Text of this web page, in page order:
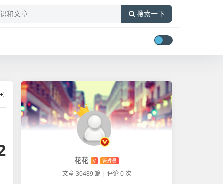
搜索一下
花花 V 管理员
文章 30489 篇 | 评论 0 次